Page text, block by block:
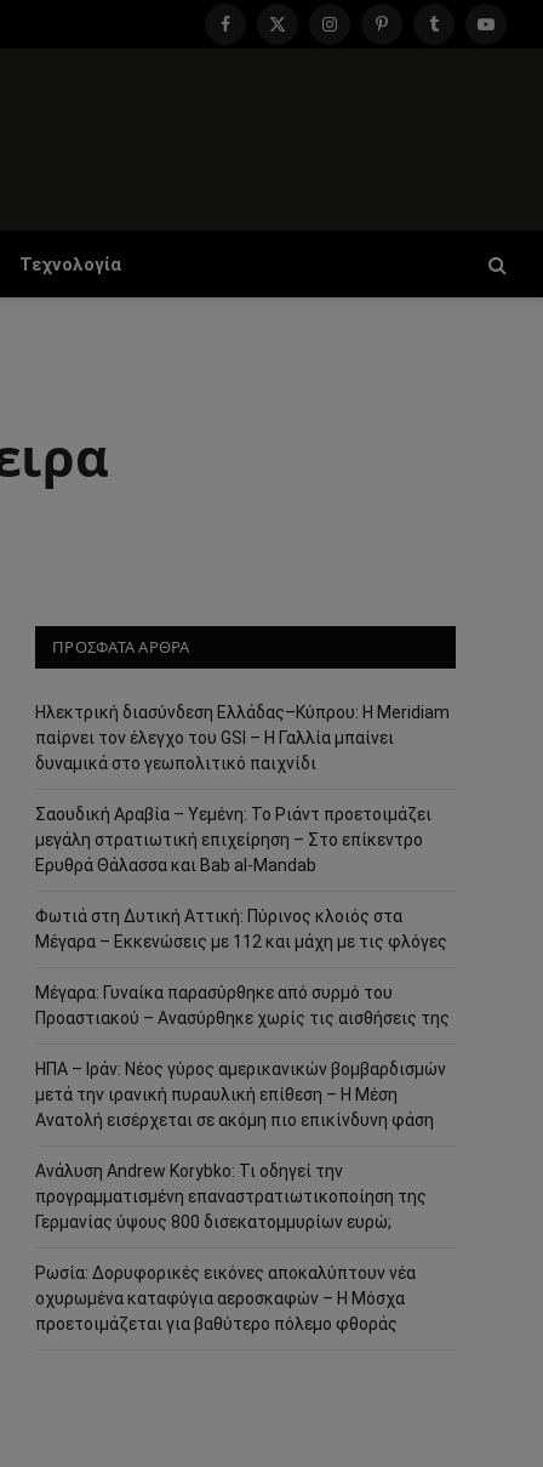
Facebook
X
InstagramPinterestTumblr
Τεχνολογία
ΠΡΟΣΦΑΤΑ ΑΡΘΡΑ
Ηλεκτρική διασύνδεση Ελλάδας–Κύπρου: Η Meridiam
παίρνει τον έλεγχο του GSI – Η Γαλλία μπαίνει
δυναμικά στο γεωπολιτικό παιχνίδι
Σαουδική Αραβία – Υεμένη: Το Ριάντ προετοιμάζει
μεγάλη στρατιωτική επιχείρηση – Στο επίκεντρο
Ερυθρά Θάλασσα και Bab al-Mandab
Φωτιά στη Δυτική Αττική: Πύρινος κλοιός στα
Μέγαρα – Εκκενώσεις με 112 και μάχη με τις φλόγες
Μέγαρα: Γυναίκα παρασύρθηκε από συρμό του
Προαστιακού – Ανασύρθηκε χωρίς τις αισθήσεις της
ΗΠΑ – Ιράν: Νέος γύρος αμερικανικών βομβαρδισμών
μετά την ιρανική πυραυλική επίθεση – Η Μέση
Ανατολή εισέρχεται σε ακόμη πιο επικίνδυνη φάση
Ανάλυση Andrew Korybko: Τι οδηγεί την
προγραμματισμένη επαναστρατιωτικοποίηση της
Γερμανίας ύψους 800 δισεκατομμυρίων ευρώ;
Ρωσία: Δορυφορικές εικόνες αποκαλύπτουν νέα
οχυρωμένα καταφύγια αεροσκαφών – Η Μόσχα
προετοιμάζεται για βαθύτερο πόλεμο φθοράς